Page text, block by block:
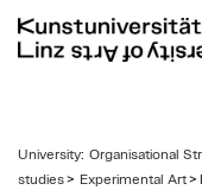
zum
Inhalt
University: Organisational
studies> Experimental Art>